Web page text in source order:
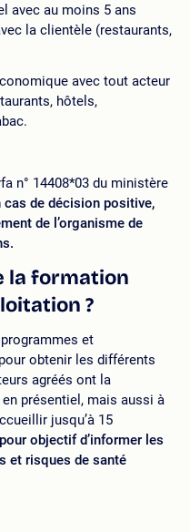
avec au moins 5 ans
la clientèle (restaurants,
avec tout acteur
hôtels,
n° 14408*03 du ministère
cas de décision positive,
de l’organisme de
la formation
?
et
obtenir les différents
agréés ont la
présentiel, mais aussi à
jusqu’à 15
objectif d’informer les
et risques de santé